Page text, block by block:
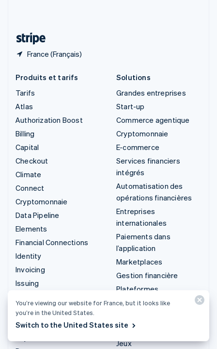
France (Français)
Produits et tarifs
Tarifs
Atlas
Authorization Boost
Billing
Capital
Checkout
Climate
Connect
Cryptomonnaie
Data Pipeline
Elements
Financial Connections
Identity
Invoicing
Issuing
Managed Payments
Liens de paiement
Solutions
Grandes entreprises
Start-up
Commerce agentique
Cryptomonnaie
E-commerce
Services financiers
intégrés
Automatisation des
opérations financières
Entreprises
internationales
Paiements dans
l’application
Marketplaces
Gestion financière
Plateformes
SaaS
Économie des créateurs
Jeux
You’re viewing our website for France, but it looks like
you’re in the United States.
Switch to the United States site